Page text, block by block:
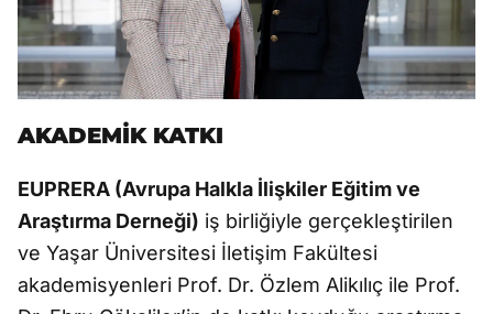
AKADEMİK KATKI
EUPRERA (Avrupa Halkla İlişkiler Eğitim ve
Araştırma Derneği) iş birliğiyle gerçekleştirilen
ve Yaşar Üniversitesi İletişim Fakültesi
akademisyenleri Prof. Dr. Özlem Alikılıç ile Prof.